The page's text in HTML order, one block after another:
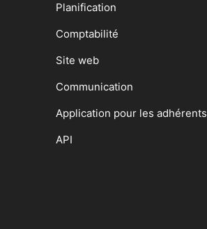
Planification
Comptabilité
Site web
Communication
Application pour les adhérents
API